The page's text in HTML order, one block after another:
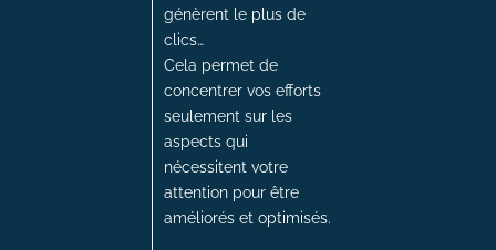
génèrent le plus de
clics…
Cela permet de
concentrer vos efforts
seulement sur les
aspects qui
nécessitent votre
attention pour être
améliorés et optimisés.